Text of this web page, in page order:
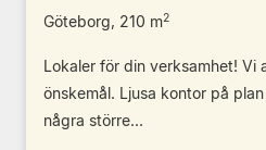
Göteborg, 210 m2
Lokaler för din verksamhet! Vi
önskemål. Ljusa kontor på
några större...